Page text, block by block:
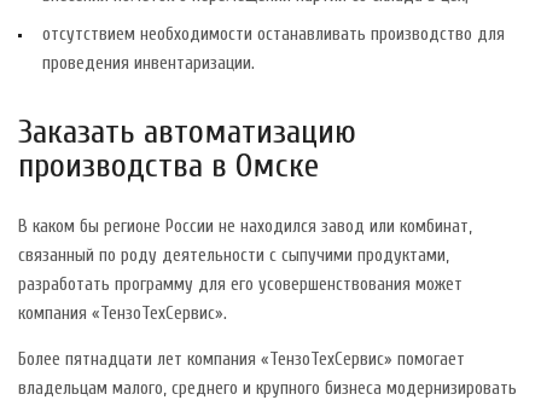
отсутствием необходимости останавливать производство для
проведения инвентаризации.
Заказать автоматизацию
производства в Омске
В каком бы регионе России не находился завод или комбинат,
связанный по роду деятельности с сыпучими продуктами,
разработать программу для его усовершенствования может
компания «ТензоТехСервис».
Более пятнадцати лет компания «ТензоТехСервис» помогает
владельцам малого, среднего и крупного бизнеса модернизировать